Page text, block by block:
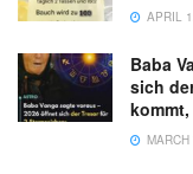
APRIL
Baba
sich